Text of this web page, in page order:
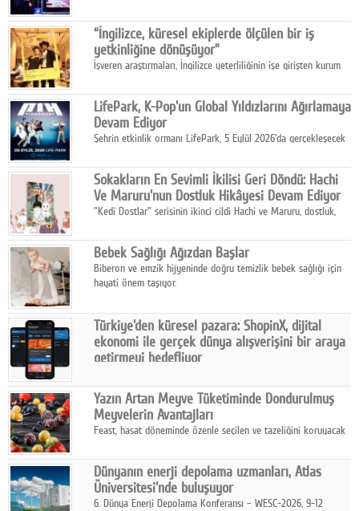
yaz etkinlikleri kapsamında uluslararası yıldızları ağırlamaya
devam ediyor
“İngilizce, küresel ekiplerde ölçülen bir iş
yetkinliğine dönüşüyor”
İşveren araştırmaları, İngilizce yeterliliğinin işe girişten kurum
gösteriyor.
LifePark, K-Pop'un Global Yıldızlarını Ağırlamaya
Devam Ediyor
Şehrin etkinlik ormanı LifePark, 5 Eylül 2026'da gerçekleşecek
haritasında önemli bir destinasyon haline getirmeye
hazırlanıyor.
Sokakların En Sevimli İkilisi Geri Döndü: Hachi
Ve Maruru'nun Dostluk Hikâyesi Devam Ediyor
"Kedi Dostlar" serisinin ikinci cildi Hachi ve Maruru, dostluk,
mevsiminin zorlu koşulları eşliğinde anlatıyor.
Bebek Sağlığı Ağızdan Başlar
Biberon ve emzik hijyeninde doğru temizlik bebek sağlığı için
hayati önem taşıyor.
Türkiye'den küresel pazara: ShopinX, dijital
ekonomi ile gerçek dünya alışverişini bir araya
getirmeyi hedefliyor
ekonomi ile gerçek dünya alışveriş deneyimi arasında köprü
kurmayı hedefleyen vizyonuyla uluslararası pazarlara açılıyor.
Yazın Artan Meyve Tüketiminde Dondurulmuş
Meyvelerin Avantajları
Feast, hasat döneminde özenle seçilen ve tazeliğini koruyacak
pratik, güvenilir ve lezzetli bir alternatif sunuyor.
Dünyanın enerji depolama uzmanları, Atlas
Üniversitesi'nde buluşuyor
6. Dünya Enerji Depolama Konferansı – WESC-2026, 9-12